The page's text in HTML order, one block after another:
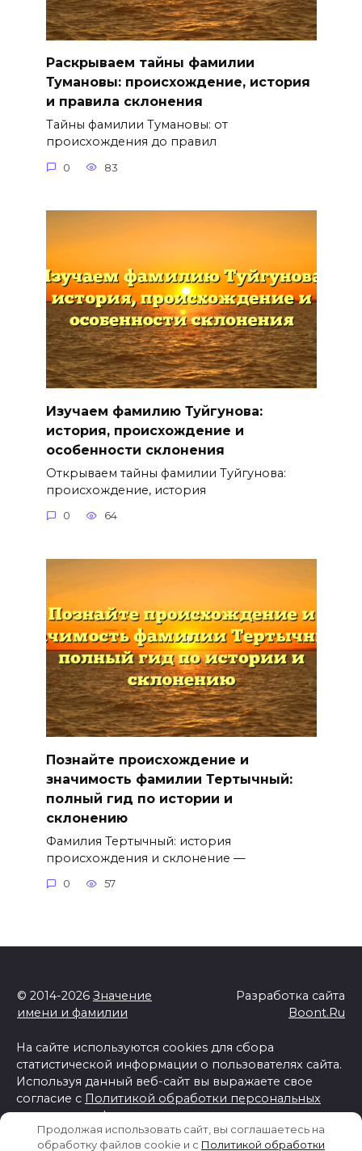
Раскрываем тайны фамилии
Тумановы: происхождение, история
и правила склонения
Тайны фамилии Тумановы: от
происхождения до правил
0 83
Изучаем фамилию Туйгунова:
история, происхождение и
особенности склонения
Открываем тайны фамилии Туйгунова:
происхождение, история
0 64
Познайте происхождение и
значимость фамилии Тертычный:
полный гид по истории и
склонению
Фамилия Тертычный: история
происхождения и склонение —
0 57
© 2014-2026 Значение
имени и фамилии
Разработка сайта
Boont.Ru
На сайте используются cookies для сбора
статистической информации о пользователях сайта.
Используя данный веб-сайт вы выражаете свое
согласие с Политикой обработки персональных
данных и конфиденциальности
Отказ от ответственности
Продолжая использовать сайт, вы соглашаетесь на
обработку файлов cookie и c Политикой обработки